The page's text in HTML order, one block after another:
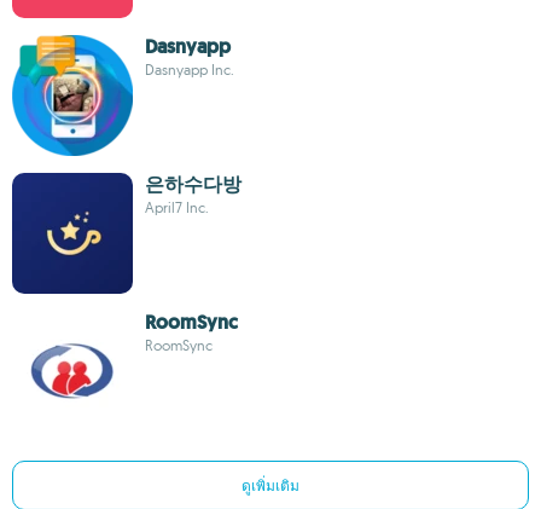
Dasnyapp
Dasnyapp Inc.
은하수다방
April7 Inc.
RoomSync
RoomSync
ดูเพิ่มเติม